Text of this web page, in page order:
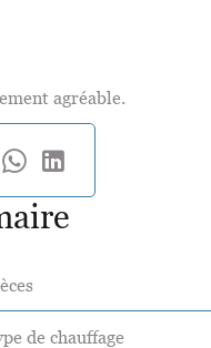
agréable.
de chauffage